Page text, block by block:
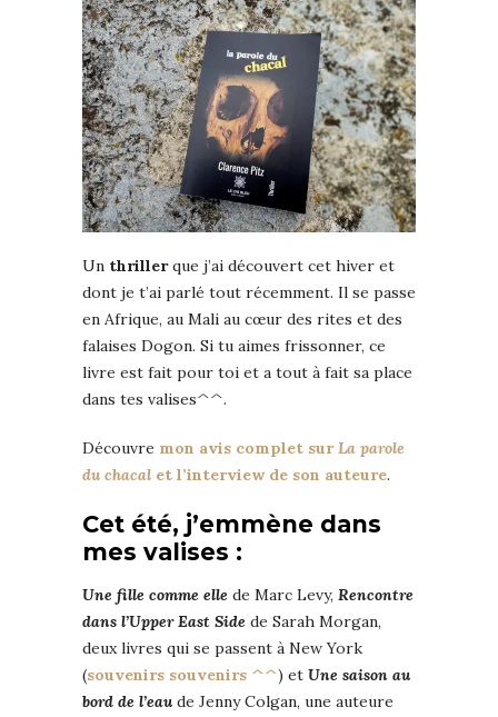
Un thrillerque j’ai découvert cet hiver et
dont je t’ai parlé tout récemment. Il se passe
en Afrique, au Mali au cœur des rites et des
falaises Dogon. Si tu aimes frissonner, ce
livre est fait pour toi et a tout à fait sa place
dans tes valises^^.
Découvre mon avis complet surLa parole
du chacal et l’interview de son auteure.
Cet été, j’emmène dans
mes valises :
Une fille comme elle de Marc Levy, Rencontre
dans l’Upper East Side de Sarah Morgan,
deux livres qui se passent à New York
(souvenirs souvenirs ^^) et Une saison au
bord de l’eau de Jenny Colgan, une auteure